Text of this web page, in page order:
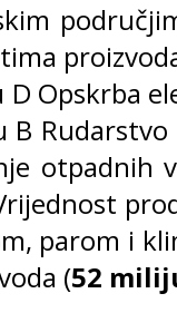
Opskrba
Rudarstvo
otpadnih
parom i
(52